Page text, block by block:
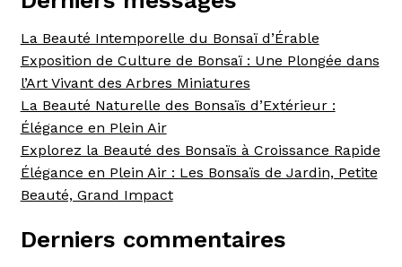
La Beauté Intemporelle du Bonsaï d’Érable
Exposition de Culture de Bonsaï : Une Plongée dans
l’Art Vivant des Arbres Miniatures
La Beauté Naturelle des Bonsaïs d’Extérieur :
Élégance en Plein Air
Explorez la Beauté des Bonsaïs à Croissance Rapide
Élégance en Plein Air : Les Bonsaïs de Jardin, Petite
Beauté, Grand Impact
Derniers commentaires